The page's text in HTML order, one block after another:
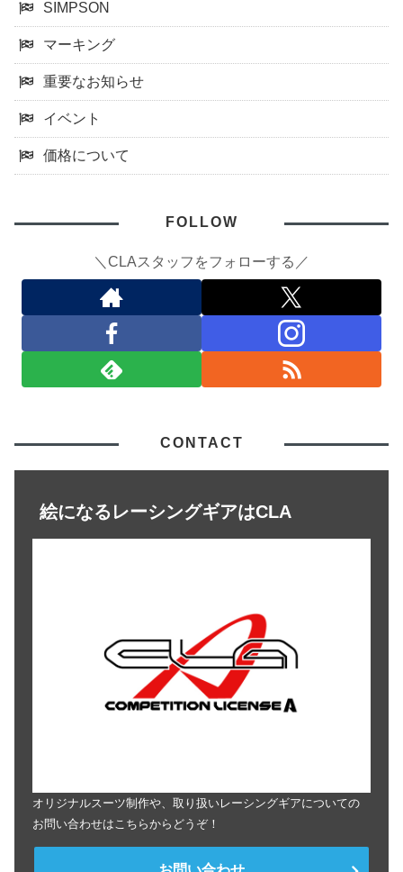
SIMPSON
マーキング
重要なお知らせ
イベント
価格について
FOLLOW
＼CLAスタッフをフォローする／
CONTACT
絵になるレーシングギアはCLA
オリジナルスーツ制作や、取り扱いレーシングギアについての
お問い合わせはこちらからどうぞ！